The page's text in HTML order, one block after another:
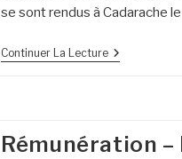
se sont rendus à Cadarache
Continuer La Lecture
Rémunération –